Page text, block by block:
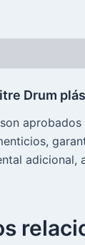
Drum
adicional,